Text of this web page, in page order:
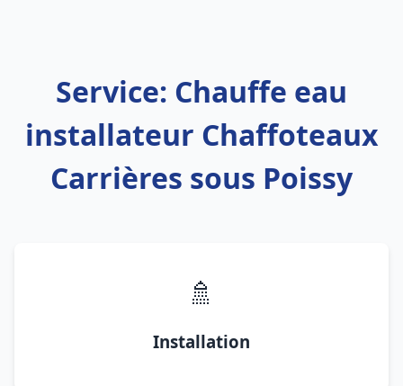
Service: Chauffe eau
installateur Chaffoteaux
Carrières sous Poissy
🚿
Installation